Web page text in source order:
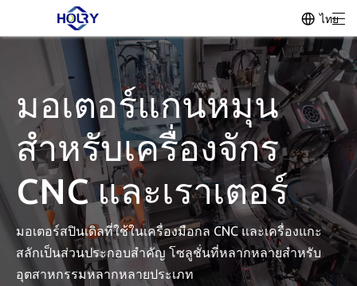
ไทย
มอเตอร์แกนหมุน
สำหรับเครื่องจักร
CNC และเราเตอร์
มอเตอร์สปินเดิลที่ใช้ในเครื่องมือกล CNC และเครื่องแกะ
สลักเป็นส่วนประกอบสำคัญ โซลูชั่นที่หลากหลายสำหรับ
อุตสาหกรรมหลากหลายประเภท